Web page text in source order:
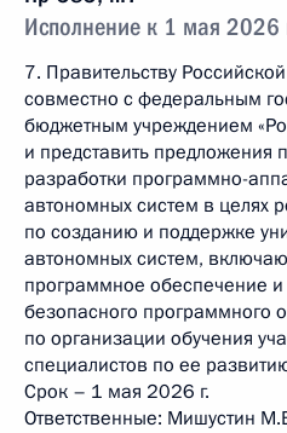
Исполнение к 1 мая 2026
7. Правительству
совместно с федеральным
бюджетным учреждением
и представить предложения
разработки программно-
автономных систем в целях
по созданию и поддержке
автономных систем,
программное обеспечение и
безопасного программного
по организации обучения
специалистов по ее
Срок – 1 мая 2026 г.
Ответственные: Мишустин